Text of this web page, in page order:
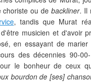
choriste ou debackliner. Il
, tandis que Murat
musicien et d'avoir
en essayant de
des décennies 90-
le bonheur de ceux
bourdon de [ses]